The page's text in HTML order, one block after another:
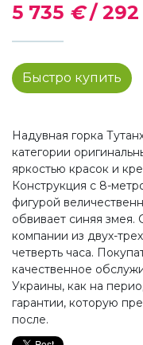
5 735 €/
Быстро купить
Надувная горка
категории
яркостью красок и
Конструкция с 8-
фигурой
обвивает синяя змея.
компании из двух-
четверть часа.
качественное
Украины, как на
гарантии, которую
после.